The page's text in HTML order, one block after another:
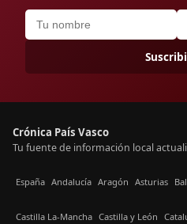
Crónica País Vasco
Tu fuente de información local
España Andalucía Aragón Asturias
Castilla La-Mancha Castilla y León